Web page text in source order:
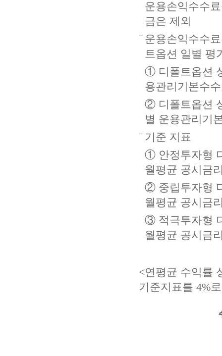
운용손익수수
금은 제외
운용손익수수
트옵션 일별 평
① 디폴트옵션
용관리기본수
② 디폴트옵션
별 운용관리기
기준 지표
① 안정투자형
월평균 공시금
② 중립투자형
월평균 공시금
③ 적극투자형
월평균 공시금
<연평균 수익률
기준지표를 4%